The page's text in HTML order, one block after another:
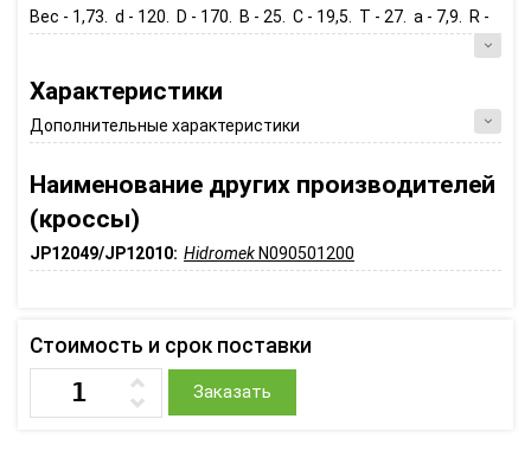
Вес - 1,73. d - 120. D - 170. B - 25. C - 19,5. T - 27. a - 7,9. R -
Характеристики
Дополнительные характеристики
Наименование других производителей
(кроссы)
JP12049/JP12010: Hidromek N090501200
Стоимость и срок поставки
Заказать